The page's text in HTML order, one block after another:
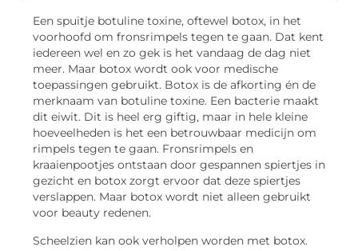
Een spuitje botuline toxine, oftewel botox, in het
voorhoofd om fronsrimpels tegen te gaan. Dat kent
iedereen wel en zo gek is het vandaag de dag niet
meer. Maar botox wordt ook voor medische
toepassingen gebruikt. Botox is de afkorting én de
merknaam van botuline toxine. Een bacterie maakt
dit eiwit. Dit is heel erg giftig, maar in hele kleine
hoeveelheden is het een betrouwbaar medicijn om
rimpels tegen te gaan. Fronsrimpels en
kraaienpootjes ontstaan door gespannen spiertjes in
gezicht en botox zorgt ervoor dat deze spiertjes
verslappen. Maar botox wordt niet alleen gebruikt
voor beauty redenen.
Scheelzien kan ook verholpen worden met botox.